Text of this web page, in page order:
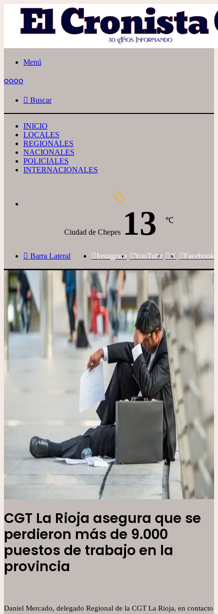
Menú
oooo
Buscar
INICIO
LOCALES
REGIONALES
NACIONALES
POLICIALES
INTERNACIONALES
Ciudad de Chepes 13 ℃
Facebook
X
YouTube
Instagram
Barra Lateral
CGT La Rioja asegura que se
perdieron más de 9.000
puestos de trabajo en la
provincia
Daniel Mercado, delegado Regional de la CGT La Rioja, en contacto